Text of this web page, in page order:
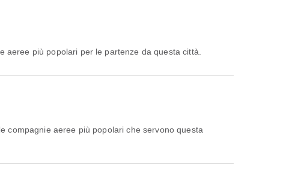
aeree più popolari per le partenze da questa città.
le compagnie aeree più popolari che servono questa